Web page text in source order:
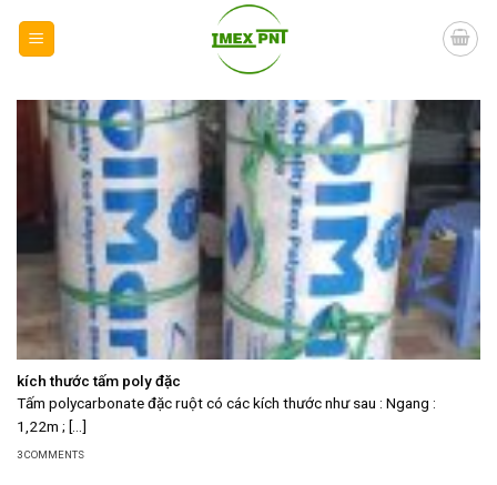
kích thước tấm poly đặc
Tấm polycarbonate đặc ruột có các kích thước như sau : Ngang :
1,22m ; [...]
3 COMMENTS